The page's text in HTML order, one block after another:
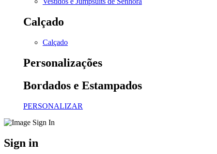
Calçado
Calçado
Personalizações
Bordados e Estampados
PERSONALIZAR
Sign in